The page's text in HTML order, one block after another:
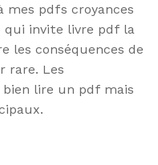
mes pdfs croyances
qui invite livre pdf la
les conséquences de
rare. Les
bien lire un pdf mais